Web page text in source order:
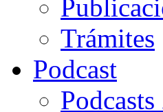
Trámites
Podcast
Podcasts